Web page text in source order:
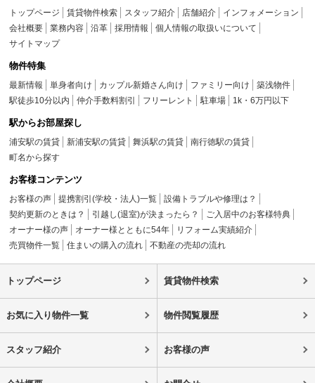
トップページ 賃貸物件検索 スタッフ紹介 店舗紹介
インフォメーション
会社概要
業務内容 沿革 採用情報
個人情報の取扱いについて
サイトマップ
物件特集
最新情報 単身者向け カップル新婚さん向け ファミリー向け
築浅物件
駅徒歩10分以内
仲介手数料割引 フリーレント 駐車場 1k・6万円以下
駅からお部屋探し
浦安駅の賃貸 新浦安駅の賃貸 舞浜駅の賃貸
南行徳駅の賃貸
町名から探す
お客様コンテンツ
お客様の声 提携割引(学校・法人)一覧
設備トラブルや修理は？
契約更新のときは？
引越し(退室)が決まったら？
ご入居中のお客様特典
オーナー様の声
オーナー様とともに54年
リフォーム実績紹介
売買物件一覧
住まいの購入の流れ 不動産の売却の流れ
トップページ 賃貸物件検索
お気に入り物件一覧 物件閲覧履歴
スタッフ紹介 お客様の声